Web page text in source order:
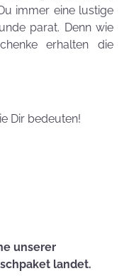
immer eine lustige
parat. Denn wie
erhalten die
Dir bedeuten!
unserer
landet.